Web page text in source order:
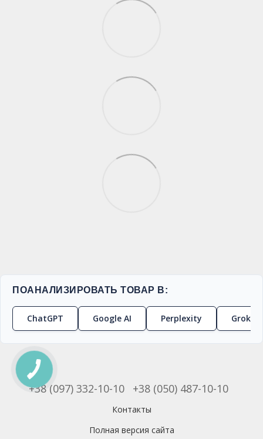
ПОАНАЛИЗИРОВАТЬ ТОВАР В:
ChatGPT Google AI Perplexity Grok
+38 (097) 332-10-10 +38 (050) 487-10-10
Контакты
Полная версия сайта